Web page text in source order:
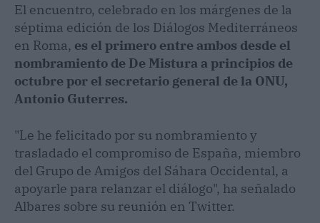
El encuentro, celebrado en los márgenes de la
séptima edición de los Diálogos Mediterráneos
en Roma, es el primero entre ambos desde el
nombramiento de De Mistura a principios de
octubre por el secretario general de la ONU,
Antonio Guterres.
"Le he felicitado por su nombramiento y
trasladado el compromiso de España, miembro
del Grupo de Amigos del Sáhara Occidental, a
apoyarle para relanzar el diálogo", ha señalado
Albares sobre su reunión en Twitter.